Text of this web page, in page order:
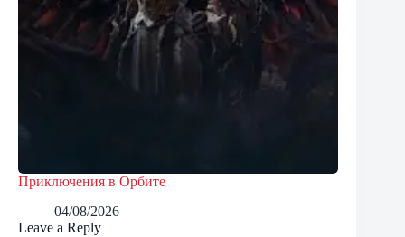
Приключения в Орбите
04/08/2026
Leave a Reply